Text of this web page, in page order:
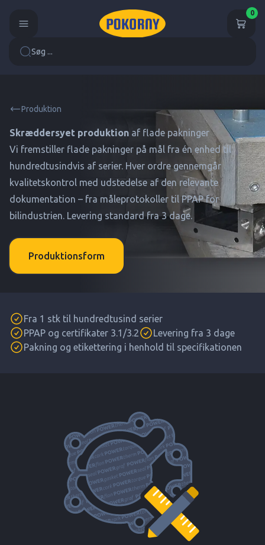
Søg ...
0
Produktion
Skræddersyet produktion af flade pakninger
Vi fremstiller flade pakninger på mål fra én enhed til
hundredtusindvis af serier. Hver ordre gennemgår
kvalitetskontrol med udstedelse af den relevante
dokumentation – fra måleprotokoller til PPAP for
bilindustrien. Levering standard fra 3 dage.
Produktionsform
Fra 1 stk til hundredtusind serier
PPAP og certifikater 3.1/3.2
Levering fra 3 dage
Pakning og etikettering i henhold til specifikationen